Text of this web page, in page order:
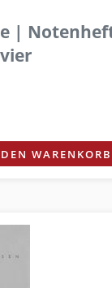
|
WARENKORB